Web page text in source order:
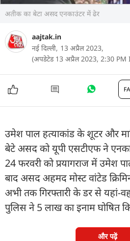
अतीक का बेटा असद एनकाउंटर में ढेर
aajtak.in
नई दिल्ली, 13 अप्रैल 2023,
(अपडेटेड 13 अप्रैल 2023, 2:30 PM
उमेश पाल हत्याकांड के शूटर और
बेटे असद को यूपी एसटीएफ ने
24 फरवरी को प्रयागराज में उमेश
बाद असद अहमद मोस्ट वांटेड
अभी तक गिरफ्तारी के डर से यहां-
पुलिस ने 5 लाख का इनाम घोषित
और पढ़ें